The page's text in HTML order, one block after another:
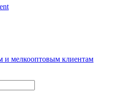
и мелкооптовым клиентам